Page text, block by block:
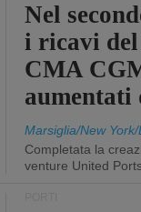
Nel
i ricavi
CMA
aumentati
Marsiglia/New
Completata la
venture United